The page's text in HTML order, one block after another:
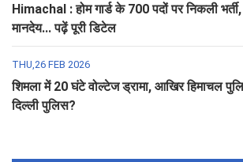
Himachal : होम गार्ड के 700 पदों पर निकली
मानदेय... पढ़ें पूरी डिटेल
THU,26 FEB 2026
शिमला में 20 घंटे वोल्टेज ड्रामा, आखिर हिमाचल
दिल्ली पुलिस?